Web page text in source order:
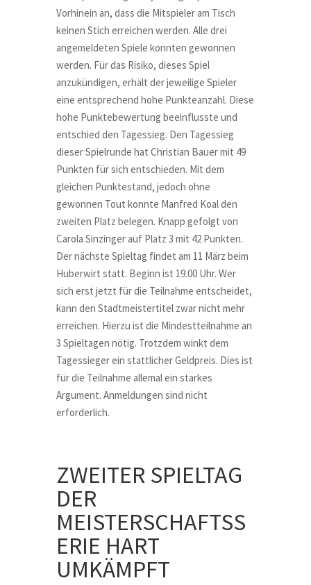
Vorhinein an, dass die Mitspieler am Tisch
keinen Stich erreichen werden. Alle drei
angemeldeten Spiele konnten gewonnen
werden. Für das Risiko, dieses Spiel
anzukündigen, erhält der jeweilige Spieler
eine entsprechend hohe Punkteanzahl. Diese
hohe Punktebewertung beeinflusste und
entschied den Tagessieg. Den Tagessieg
dieser Spielrunde hat Christian Bauer mit 49
Punkten für sich entschieden. Mit dem
gleichen Punktestand, jedoch ohne
gewonnen Tout konnte Manfred Koal den
zweiten Platz belegen. Knapp gefolgt von
Carola Sinzinger auf Platz 3 mit 42 Punkten.
Der nächste Spieltag findet am 11 März beim
Huberwirt statt. Beginn ist 19.00 Uhr. Wer
sich erst jetzt für die Teilnahme entscheidet,
kann den Stadtmeistertitel zwar nicht mehr
erreichen. Hierzu ist die Mindestteilnahme an
3 Spieltagen nötig. Trotzdem winkt dem
Tagessieger ein stattlicher Geldpreis. Dies ist
für die Teilnahme allemal ein starkes
Argument. Anmeldungen sind nicht
erforderlich.
ZWEITER SPIELTAG
DER
MEISTERSCHAFTSS
ERIE HART
UMKÄMPFT